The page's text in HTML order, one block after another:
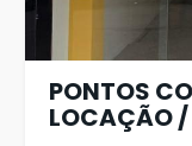
PONTOS
LOCAÇÃO /